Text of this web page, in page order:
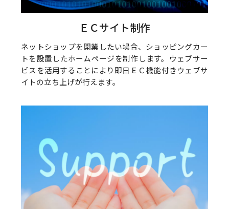
ＥＣサイト制作
ネットショップを開業したい場合、ショッピングカー
トを設置したホームページを制作します。ウェブサー
ビスを活用することにより即日ＥＣ機能付きウェブサ
イトの立ち上げが行えます。